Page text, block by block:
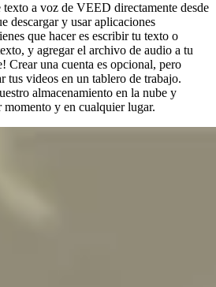
texto a voz de VEED directamente desde
descargar y usar aplicaciones
que hacer es escribir tu texto o
y agregar el archivo de audio a tu
Crear una cuenta es opcional, pero
tus videos en un tablero de trabajo.
almacenamiento en la nube y
momento y en cualquier lugar.